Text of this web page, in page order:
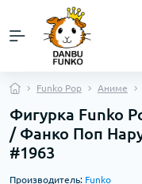
Funko Pop Аниме
Фигурка Funko
/ Фанко Поп
#1963
Производитель: Funko